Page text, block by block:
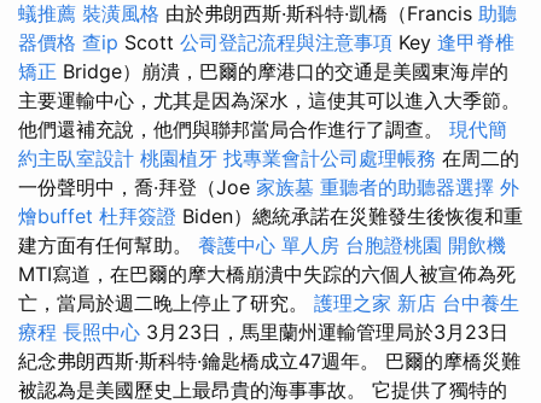
蟻推薦 裝潢風格 由於弗朗西斯·斯科特·凱橋（Francis 助聽
器價格 查ip Scott 公司登記流程與注意事項 Key 逢甲脊椎
矯正 Bridge）崩潰，巴爾的摩港口的交通是美國東海岸的
主要運輸中心，尤其是因為深水，這使其可以進入大季節。
他們還補充說，他們與聯邦當局合作進行了調查。 現代簡
約主臥室設計 桃園植牙 找專業會計公司處理帳務 在周二的
一份聲明中，喬·拜登（Joe 家族墓 重聽者的助聽器選擇 外
燴buffet 杜拜簽證 Biden）總統承諾在災難發生後恢復和重
建方面有任何幫助。 養護中心 單人房 台胞證桃園 開飲機
MTI寫道，在巴爾的摩大橋崩潰中失踪的六個人被宣佈為死
亡，當局於週二晚上停止了研究。 護理之家 新店 台中養生
療程 長照中心 3月23日，馬里蘭州運輸管理局於3月23日
紀念弗朗西斯·斯科特·鑰匙橋成立47週年。 巴爾的摩橋災難
被認為是美國歷史上最昂貴的海事事故。 它提供了獨特的